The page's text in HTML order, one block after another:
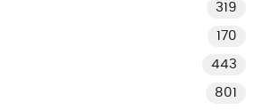
319
170
443
801